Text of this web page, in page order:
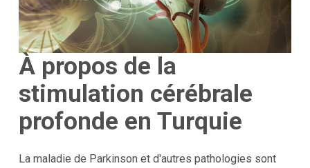
À propos de la
stimulation cérébrale
profonde en Turquie
La maladie de Parkinson et d'autres pathologies sont